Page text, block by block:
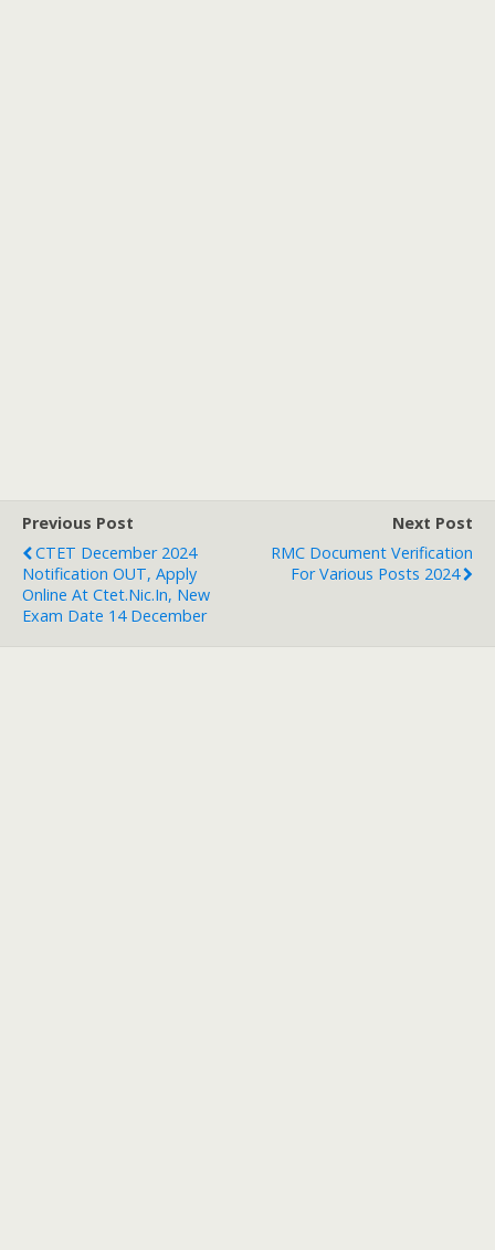
Previous Post
CTET December 2024
Notification OUT, Apply
Online At Ctet.nic.in, New
Exam Date 14 December
Next Post
RMC Document Verification
For Various Posts 2024